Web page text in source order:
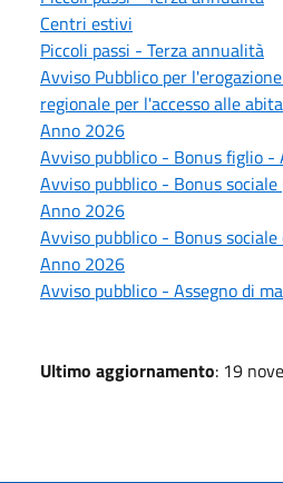
Centri estivi
Piccoli passi - Terza annualità
Avviso Pubblico per
regionale per l'accesso alle
Anno 2026
Avviso pubblico - Bonus figlio -
Avviso pubblico - Bonus
Anno 2026
Avviso pubblico - Bonus
Anno 2026
Avviso pubblico - Assegno di
Ultimo aggiornamento: 19